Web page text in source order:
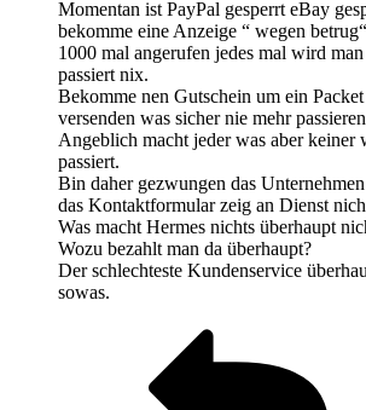
Momentan ist PayPal gesperrt eBay
bekomme eine Anzeige “ wegen
1000 mal angerufen jedes mal wird
passiert nix.
Bekomme nen Gutschein um ein
versenden was sicher nie mehr
Angeblich macht jeder was aber keiner
passiert.
Bin daher gezwungen das
das Kontaktformular zeig an Dienst
Was macht Hermes nichts überhaupt
Wozu bezahlt man da überhaupt?
Der schlechteste Kundenservice
sowas.